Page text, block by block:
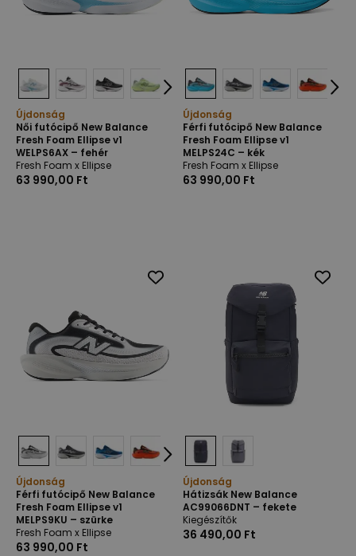
Újdonság
Női futócipő New Balance
Fresh Foam Ellipse v1
WELPS6AX – fehér
Fresh Foam x Ellipse
63 990,00 Ft
Újdonság
Férfi futócipő New Balance
Fresh Foam Ellipse v1
MELPS24C – kék
Fresh Foam x Ellipse
63 990,00 Ft
Újdonság
Férfi futócipő New Balance
Fresh Foam Ellipse v1
MELPS9KU – szürke
Fresh Foam x Ellipse
63 990,00 Ft
Újdonság
Hátizsák New Balance
AC99066DNT – fekete
Kiegészítők
36 490,00 Ft